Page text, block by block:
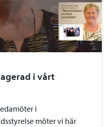
i vårt
i
möter vi här